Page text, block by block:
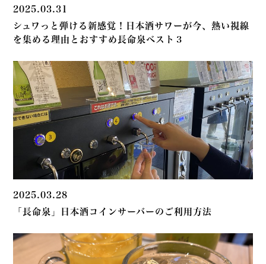
2025.03.31
シュワっと弾ける新感覚！日本酒サワーが今、熱い視線
を集める理由とおすすめ長命泉ベスト３
2025.03.28
「長命泉」日本酒コインサーバーのご利用方法